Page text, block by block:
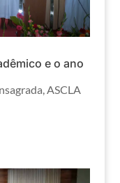
e o ano
,ASCLA